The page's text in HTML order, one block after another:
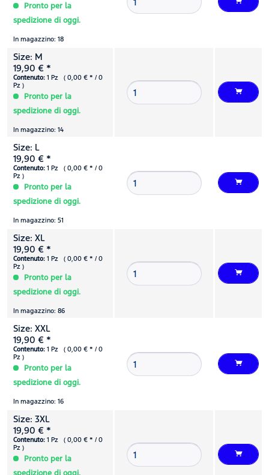
Pronto per la
spedizione di oggi.
In magazzino: 18
Size: M
19,90 € *
Contenuto: 1 Pz ( 0,00 € * / 0
Pz )
Pronto per la
spedizione di oggi.
In magazzino: 14
Size: L
19,90 € *
Contenuto: 1 Pz ( 0,00 € * / 0
Pz )
Pronto per la
spedizione di oggi.
In magazzino: 51
Size: XL
19,90 € *
Contenuto: 1 Pz ( 0,00 € * / 0
Pz )
Pronto per la
spedizione di oggi.
In magazzino: 86
Size: XXL
19,90 € *
Contenuto: 1 Pz ( 0,00 € * / 0
Pz )
Pronto per la
spedizione di oggi.
In magazzino: 16
Size: 3XL
19,90 € *
Contenuto: 1 Pz ( 0,00 € * / 0
Pz )
Pronto per la
spedizione di oggi.